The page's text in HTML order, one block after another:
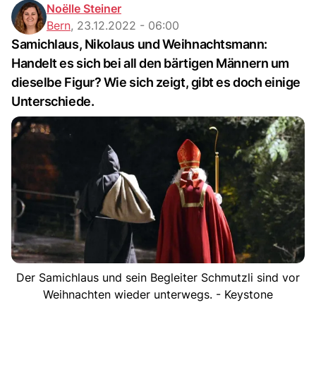
Noëlle Steiner
Bern, 23.12.2022 - 06:00
Samichlaus, Nikolaus und Weihnachtsmann:
Handelt es sich bei all den bärtigen Männern um
dieselbe Figur? Wie sich zeigt, gibt es doch einige
Unterschiede.
Der Samichlaus und sein Begleiter Schmutzli sind vor
Weihnachten wieder unterwegs. - Keystone